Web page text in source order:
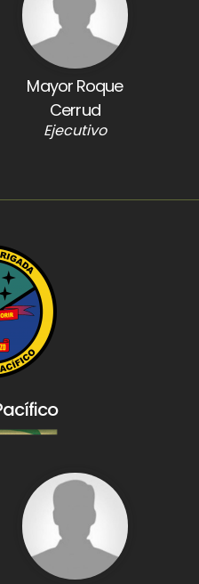
Mayor Roque
Cerrud
Ejecutivo